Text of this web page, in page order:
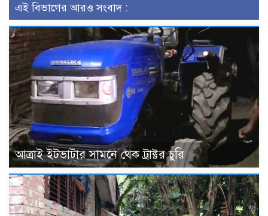
এই বিভাগের আরও সংবাদ :
আত্রাই ইটভাটার সামনে থেক ট্রাক্টর চুরি